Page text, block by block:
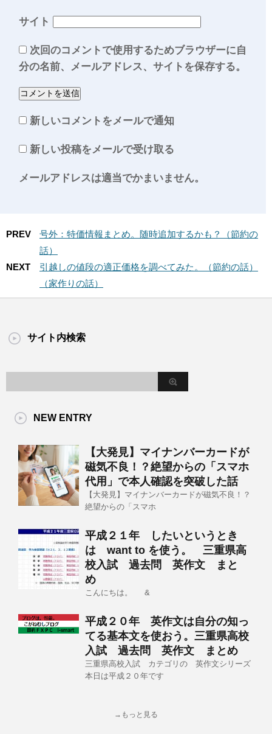
サイト
次回のコメントで使用するためブラウザーに自
分の名前、メールアドレス、サイトを保存する。
新しいコメントをメールで通知
新しい投稿をメールで受け取る
メールアドレスは適当でかまいません。
PREV
号外：特価情報まとめ。随時追加するかも？（節約の
話）
NEXT
引越しの値段の適正価格を調べてみた。（節約の話）
（家作りの話）
サイト内検索
NEW ENTRY
【大発見】マイナンバーカードが
磁気不良！？絶望からの「スマホ
代用」で本人確認を突破した話
【大発見】マイナンバーカードが磁気不良！？
絶望からの「スマホ
平成２１年 したいというとき
は want to を使う。 三重県高
校入試 過去問 英作文 まと
め
こんにちは。 &
平成２０年 英作文は自分の知っ
てる基本文を使おう。三重県高校
入試 過去問 英作文 まとめ
三重県高校入試 カテゴリの 英作文シリーズ
本日は平成２０年です
→もっと見る